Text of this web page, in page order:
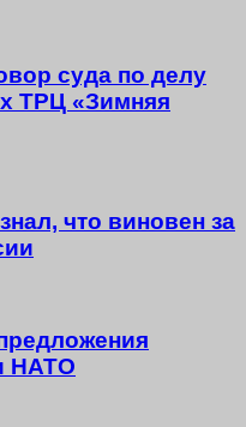
суда по делу
ТРЦ «Зимняя
что виновен за
НАТО